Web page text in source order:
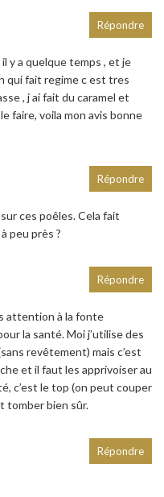
y a quelque temps , et je
qui fait regime c est tres
, j ai fait du caramel et
faire, voila mon avis bonne
Répondre
ces poêles. Cela fait
peu près ?
Répondre
attention à la fonte
la santé. Moi j’utilise des
revêtement) mais c’est
et il faut les apprivoiser au
c’est le top (on peut couper
tomber bien sûr.
Répondre
Répondre